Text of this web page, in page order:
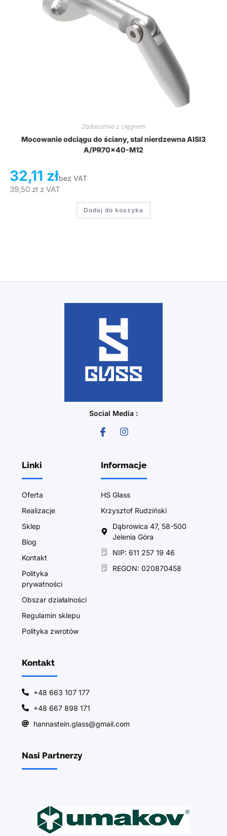
Zadaszenia z cięgnem
Mocowanie odciągu do ściany, stal nierdzewna AISI3
A/PR70x40-M12
32,11 złbez VAT
39,50 złz VAT
Dodaj do koszyka
Social Media :
Linki
Oferta
Realizacje
Sklep
Blog
Kontakt
Polityka
prywatności
Obszar działalności
Regulamin sklepu
Polityka zwrotów
Informacje
HS Glass
Krzysztof Rudziński
Dąbrowica 47, 58-500
Jelenia Góra
NIP: 611 257 19 46
REGON: 020870458
Kontakt
+48 663 107 177
+48 667 898 171
hannastein.glass@gmail.com
Nasi Partnerzy